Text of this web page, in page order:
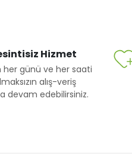
Hizmet
her günü ve her saati
alış-veriş
devam edebilirsiniz.